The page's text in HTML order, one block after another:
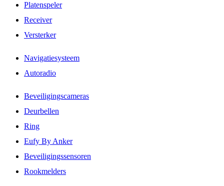
Platenspeler
Receiver
Versterker
Navigatiesysteem
Autoradio
Beveiligingscameras
Deurbellen
Ring
Eufy By Anker
Beveiligingssensoren
Rookmelders